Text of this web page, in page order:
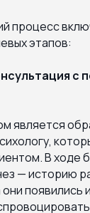
процесс
этапов:
с
является
В ходе
— историю
появились